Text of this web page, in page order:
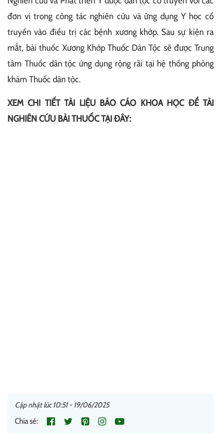
đơn vị trong công tác nghiên cứu và ứng dụng Y học cổ
truyền vào điều trị các bệnh xương khớp. Sau sự kiện ra
mắt, bài thuốc Xương Khớp Thuốc Dân Tộc sẽ được Trung
tâm Thuốc dân tộc ứng dụng rộng rãi tại hệ thống phòng
khám Thuốc dân tộc.
XEM CHI TIẾT TÀI LIỆU BÁO CÁO KHOA HỌC ĐỀ TÀI
NGHIÊN CỨU BÀI THUỐC TẠI ĐÂY:
Cập nhật lúc 10:51 - 19/06/2025
Chia sẻ: